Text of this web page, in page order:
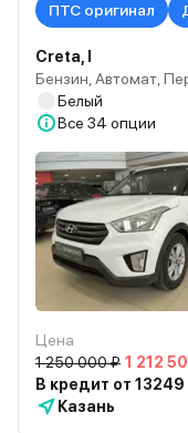
ПТС оригинал
Creta, I
Бензин, Автомат,
Белый
Все 34 опции
Цена
1 250 000 ₽ 1 212
В кредит от
Казань